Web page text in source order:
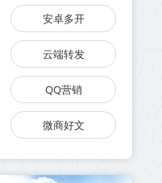
安卓多开
云端转发
QQ营销
微商好文